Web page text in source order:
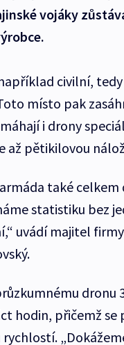
vojáky
civilní,
místo pak
i drony
až pětikilovou
také
statistiku bez
uvádí majitel
dronu
hodin, přičemž se